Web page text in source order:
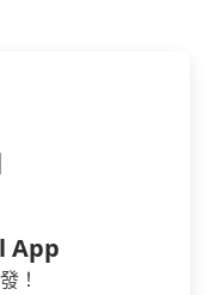
App
！